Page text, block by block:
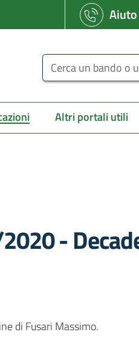
Aiuto
Cerca un bando o un
Altri portali utili
-
di Fusari Massimo.